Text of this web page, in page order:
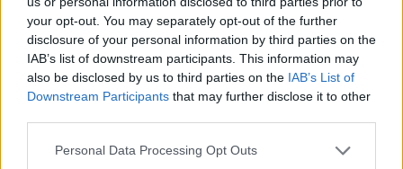
your opt-out. You may separately opt-out of the further
disclosure of your personal information by third parties on the
IAB’s list of downstream participants. This information may
also be disclosed by us to third parties on the IAB’s List of
Downstream Participants that may further disclose it to other
Personal Data Processing Opt Outs
Ατρόμητος και Novibet
ανανεώνουν τη συνεργασία τους
μέχρι το 2028
07/08/26|15:48
Βραβευμένα κρασιά με την